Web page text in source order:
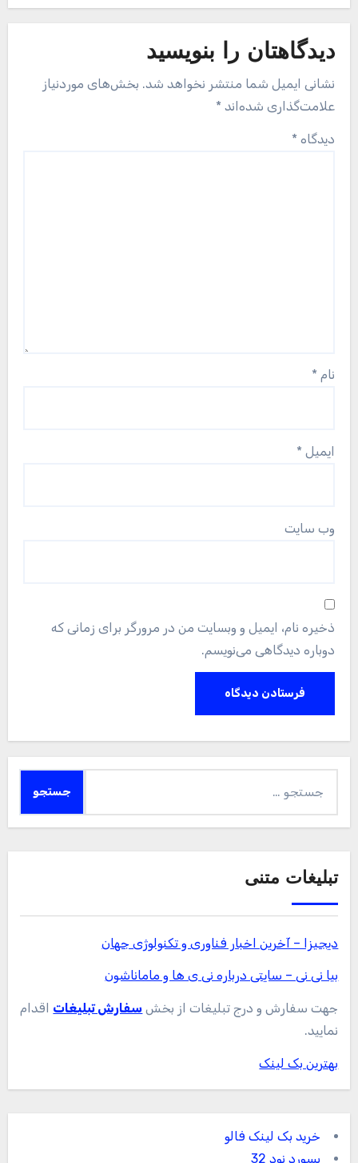
دیدگاهتان را بنویسید
نشانی ایمیل شما منتشر نخواهد شد. بخش‌های موردنیاز
علامت‌گذاری شده‌اند *
دیدگاه *
نام *
ایمیل *
وب‌ سایت
ذخیره نام، ایمیل و وبسایت من در مرورگر برای زمانی که
دوباره دیدگاهی می‌نویسم.
برای:
تبلیغات متنی
دیجیزا – آخرین اخبار فناوری و تکنولوژی جهان
بیا نی نی – سایتی درباره نی ی ها و ماماناشون
جهت سفارش و درج تبلیغات از بخش سفارش تبلیغات اقدام
نمایید.
بهترین بک لینک
خرید بک لینک فالو
پسورد نود 32